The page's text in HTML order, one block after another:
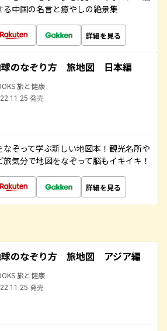
る中国の名言と癒やしの絶景集
詳細を見る
のなぞり方 旅地図 日本編
旅と健康
発売
なぞって学ぶ新しい地図本！観光名所や
気分で地図をなぞって脳もイキイキ！
詳細を見る
のなぞり方 旅地図 アジア編
旅と健康
発売